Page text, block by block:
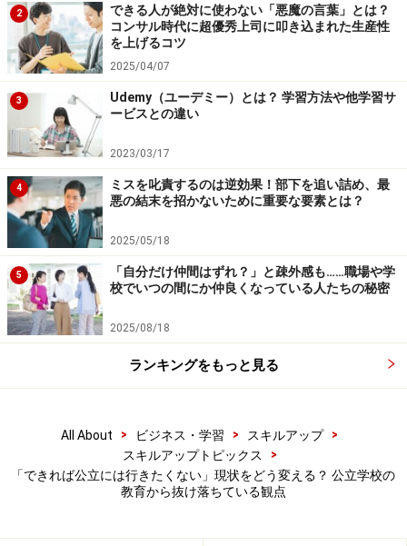
（PBL）を取り入れ、実社会における課題の設定から、
仮説の設定、調査・演習の準備と実践、分析、仮説の検
証まで、戦略的に立案する力を目指しているのがユニー
クな特徴です。
また、2022年に東京都調布市のドルトン東京学園中等
部・高等部で、「没頭の場」をコンセプトにした
「STEAM棟」が誕生したのも注目に値します。クラフト
ラボ、ラーニングコモンズ、サイエンスラボの各フロア
では、高性能PCでメタバースの構築に取り組んだり、
3Dプリンターやガーメントプリンターで作品をアウトプ
ットしたりすることができ、生徒間の交流の場にもなっ
ています。型にはめずに生徒の内発的な興味から創造性
が発揮できるよう、社会に開かれたクリエイティブな学
びが掲げられています。
立中高一貫校として設立できたら、将来にわたって大き
な価値をもつのではないでしょうか。都立の中高一貫校
を設置できる制度自体はすでにあり、新校の設置は決し
2
できる人が絶対に使わない「悪魔の言葉」とは？
コンサル時代に超優秀上司に叩き込まれた生産性
を上げるコツ
2025/04/07
3
Udemy（ユーデミー）とは？ 学習方法や他学習サ
ービスとの違い
2023/03/17
4
ミスを叱責するのは逆効果！部下を追い詰め、最
悪の結末を招かないために重要な要素とは？
2025/05/18
5
「自分だけ仲間はずれ？」と疎外感も……職場や学
校でいつの間にか仲良くなっている人たちの秘密
2025/08/18
ランキングをもっと見る
All About > ビジネス・学習 > スキルアップ
>
スキルアップトピックス
>
「できれば公立には行きたくない」現状をどう変える？ 公立学校の
教育から抜け落ちている観点